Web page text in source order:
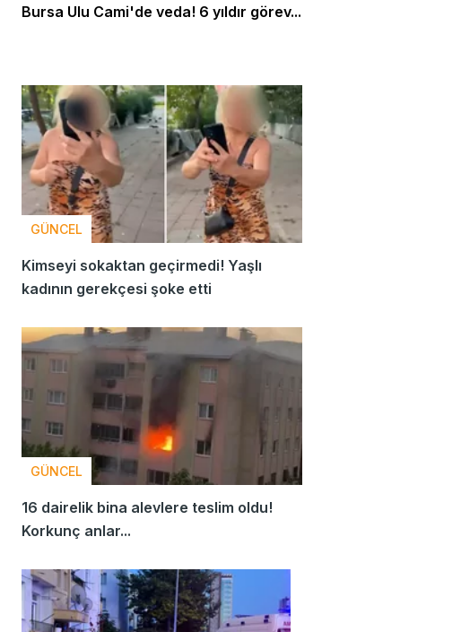
Bursa Ulu Cami'de veda! 6 yıldır görev...
GÜNCEL
Kimseyi sokaktan geçirmedi! Yaşlı
kadının gerekçesi şoke etti
GÜNCEL
16 dairelik bina alevlere teslim oldu!
Korkunç anlar...